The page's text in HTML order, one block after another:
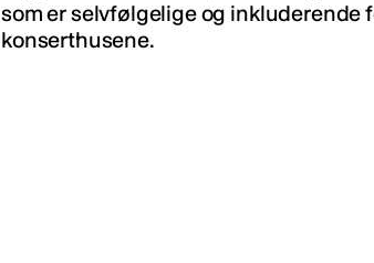
som er selvfølgelige og inkluderende
konserthusene.